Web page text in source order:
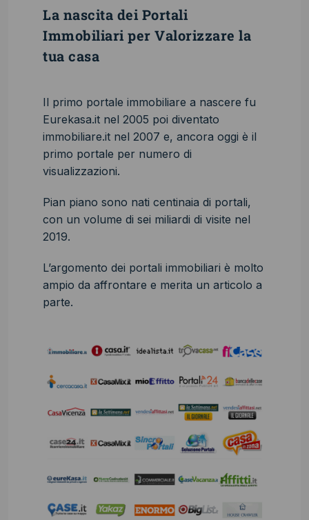
La nascita dei Portali
Immobiliari per Valorizzare la
tua casa
Il primo portale immobiliare a nascere fu
Eurekasa.it nel 2005 poi diventato
immobiliare.it nel 2007 e, ancora oggi è il
primo portale per numero di
visualizzazioni.
Pian piano sono nati centinaia di portali,
con un volume di sei miliardi di visite nel
2019.
L’argomento dei portali immobiliari è molto
ampio da affrontare e merita un articolo a
parte.